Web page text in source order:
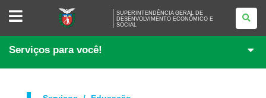
SUPERINTENDÊNCIA
DESENVOLVIMENTO
ECONÔMICO
E
SUPERINTENDÊNCIA GERAL DE
DESENVOLVIMENTO ECONÔMICO E
SOCIAL
Serviços para você!